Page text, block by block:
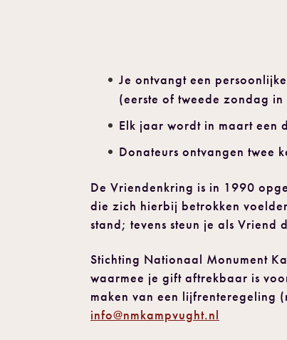
Je ontvangt een
(eerste of tweede zondag
Elk jaar wordt in maart een
Donateurs ontvangen twee
De Vriendenkring is in 1990
die zich hierbij betrokken
stand; tevens steun je als
Stichting Nationaal Monument
waarmee je gift aftrekbaar is
maken van een lijfrenteregeling
info@nmkampvught.nl